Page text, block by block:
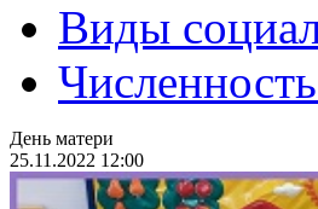
Виды
День матери
25.11.2022 12:00